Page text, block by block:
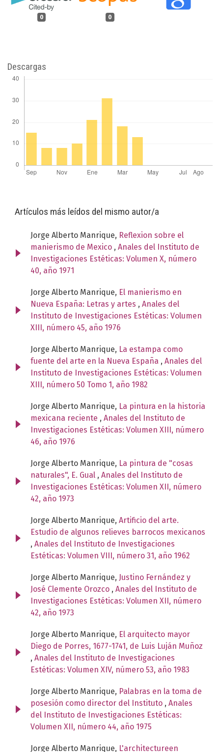
0 0
Descargas
Artículos más leídos del mismo autor/a
Jorge Alberto Manrique, Reflexion sobre el
manierismo de Mexico , Anales del Instituto de
Investigaciones Estéticas: Volumen X, número
40, año 1971
Jorge Alberto Manrique, El manierismo en
Nueva España: Letras y artes , Anales del
Instituto de Investigaciones Estéticas: Volumen
XIII, número 45, año 1976
Jorge Alberto Manrique, La estampa como
fuente del arte en la Nueva España , Anales del
Instituto de Investigaciones Estéticas: Volumen
XIII, número 50 Tomo 1, año 1982
Jorge Alberto Manrique, La pintura en la historia
mexicana reciente , Anales del Instituto de
Investigaciones Estéticas: Volumen XIII, número
46, año 1976
Jorge Alberto Manrique, La pintura de "cosas
naturales", E. Gual , Anales del Instituto de
Investigaciones Estéticas: Volumen XII, número
42, año 1973
Jorge Alberto Manrique, Artificio del arte.
Estudio de algunos relieves barrocos mexicanos
, Anales del Instituto de Investigaciones
Estéticas: Volumen VIII, número 31, año 1962
Jorge Alberto Manrique, Justino Fernández y
José Clemente Orozco , Anales del Instituto de
Investigaciones Estéticas: Volumen XII, número
42, año 1973
Jorge Alberto Manrique, El arquitecto mayor
Diego de Porres, 1677-1741, de Luis Luján Muñoz
, Anales del Instituto de Investigaciones
Estéticas: Volumen XIV, número 53, año 1983
Jorge Alberto Manrique, Palabras en la toma de
posesión como director del Instituto , Anales
del Instituto de Investigaciones Estéticas:
Volumen XII, número 44, año 1975
Jorge Alberto Manrique, L'architectureen